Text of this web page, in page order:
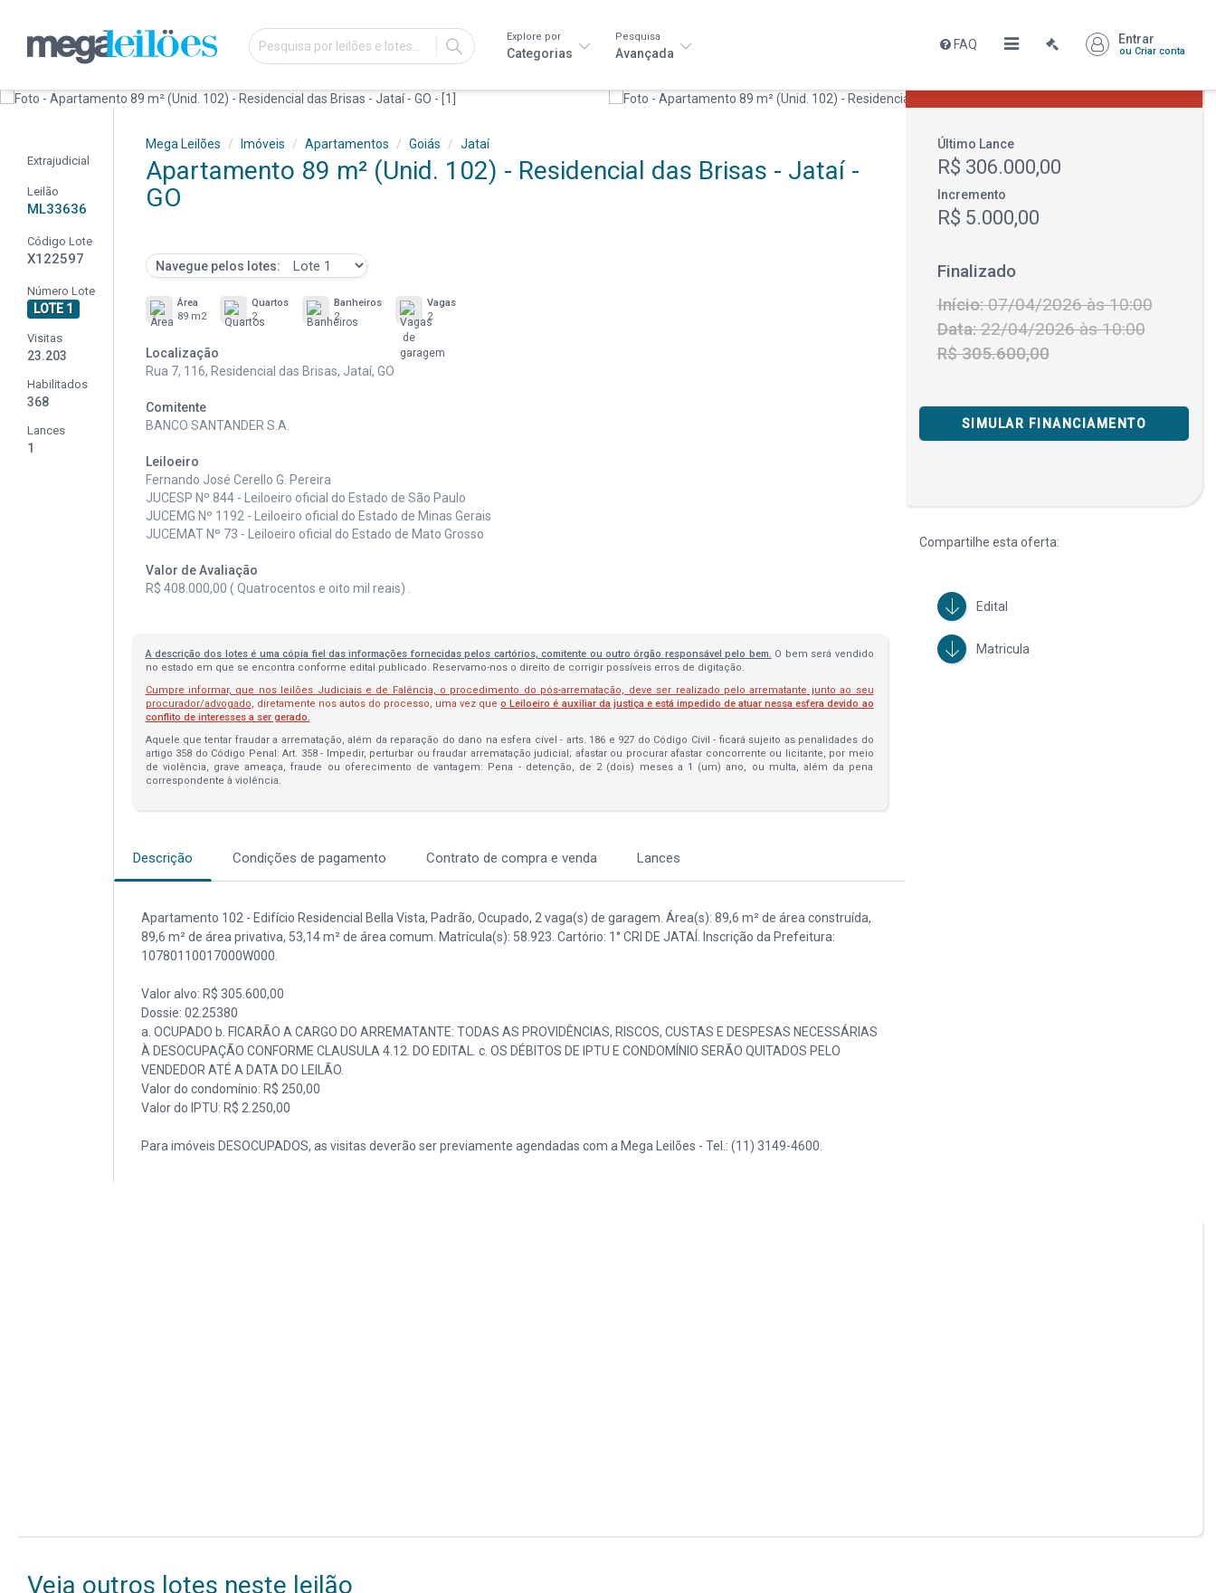
IR
Explore por
Categorias
Pesquisa
Avançada
FAQ Entrar
ou Criar conta
Leilão encerrado
Extrajudicial
Leilão
ML33636
Código Lote
X122597
Número Lote
LOTE 1
Visitas
23.203
Habilitados
368
Lances
1
Mega Leilões Imóveis Apartamentos Goiás Jataí
Apartamento 89 m² (Unid. 102) - Residencial das Brisas - Jataí -
GO
Navegue pelos lotes:
Área
89 m2
Quartos
2
Banheiros
2
Vagas
2
Localização
Rua 7, 116, Residencial das Brisas, Jataí, GO
Comitente
BANCO SANTANDER S.A.
Leiloeiro
Fernando José Cerello G. Pereira
JUCESP Nº 844 - Leiloeiro oficial do Estado de São Paulo
JUCEMG Nº 1192 - Leiloeiro oficial do Estado de Minas Gerais
JUCEMAT Nº 73 - Leiloeiro oficial do Estado de Mato Grosso
Valor de Avaliação
R$ 408.000,00 ( Quatrocentos e oito mil reais) .
A descrição dos lotes é uma cópia fiel das informações fornecidas pelos cartórios, comitente ou outro órgão responsável pelo bem. O bem será vendido
no estado em que se encontra conforme edital publicado. Reservamo-nos o direito de corrigir possíveis erros de digitação.
Cumpre informar, que nos leilões Judiciais e de Falência, o procedimento do pós-arrematação, deve ser realizado pelo arrematante junto ao seu
procurador/advogado, diretamente nos autos do processo, uma vez queo Leiloeiro é auxiliar da justiça e está impedido de atuar nessa esfera devido ao
conflito de interesses a ser gerado.
Aquele que tentar fraudar a arrematação, além da reparação do dano na esfera cível - arts. 186 e 927 do Código Civil - ficará sujeito as penalidades do
artigo 358 do Código Penal: Art. 358 - Impedir, perturbar ou fraudar arrematação judicial; afastar ou procurar afastar concorrente ou licitante, por meio
de violência, grave ameaça, fraude ou oferecimento de vantagem: Pena - detenção, de 2 (dois) meses a 1 (um) ano, ou multa, além da pena
correspondente à violência.
Descrição Condições de pagamento Contrato de compra e venda Lances
Apartamento 102 - Edifício Residencial Bella Vista, Padrão, Ocupado, 2 vaga(s) de garagem. Área(s): 89,6 m² de área construída,
89,6 m² de área privativa, 53,14 m² de área comum. Matrícula(s): 58.923. Cartório: 1° CRI DE JATAÍ. Inscrição da Prefeitura:
10780110017000W000.
Valor alvo: R$ 305.600,00
Dossie: 02.25380
a. OCUPADO b. FICARÃO A CARGO DO ARREMATANTE: TODAS AS PROVIDÊNCIAS, RISCOS, CUSTAS E DESPESAS NECESSÁRIAS
À DESOCUPAÇÃO CONFORME CLAUSULA 4.12. DO EDITAL. c. OS DÉBITOS DE IPTU E CONDOMÍNIO SERÃO QUITADOS PELO
VENDEDOR ATÉ A DATA DO LEILÃO.
Valor do condomínio: R$ 250,00
Valor do IPTU: R$ 2.250,00
Para imóveis DESOCUPADOS, as visitas deverão ser previamente agendadas com a Mega Leilões - Tel.: (11) 3149-4600.
Último Lance
R$ 306.000,00
Incremento
R$ 5.000,00
Finalizado
Início:07/04/2026 às 10:00
Data:22/04/2026 às 10:00
R$ 305.600,00
SIMULAR FINANCIAMENTO
Compartilhe esta oferta:
Edital
Matricula
Veja outros lotes neste leilão